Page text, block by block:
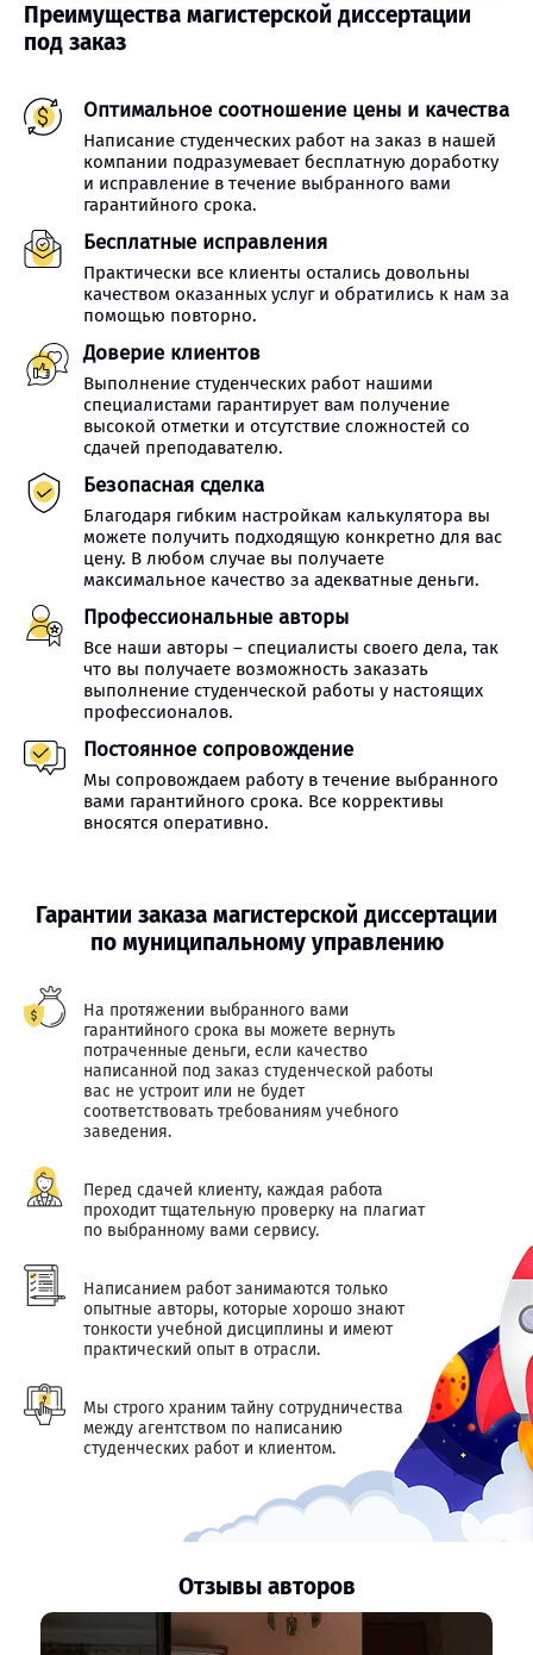
Преимущества магистерской диссертации
под заказ
Оптимальное соотношение цены и качества
Написание студенческих работ на заказ в нашей
компании подразумевает бесплатную доработку
и исправление в течение выбранного вами
гарантийного срока.
Бесплатные исправления
Практически все клиенты остались довольны
качеством оказанных услуг и обратились к нам за
помощью повторно.
Доверие клиентов
Выполнение студенческих работ нашими
специалистами гарантирует вам получение
высокой отметки и отсутствие сложностей со
сдачей преподавателю.
Безопасная сделка
Благодаря гибким настройкам калькулятора вы
можете получить подходящую конкретно для вас
цену. В любом случае вы получаете
максимальное качество за адекватные деньги.
Профессиональные авторы
Все наши авторы – специалисты своего дела, так
что вы получаете возможность заказать
выполнение студенческой работы у настоящих
профессионалов.
Постоянное сопровождение
Мы сопровождаем работу в течение выбранного
вами гарантийного срока. Все коррективы
вносятся оперативно.
Гарантии заказа магистерской диссертации
по муниципальному управлению
На протяжении выбранного вами
гарантийного срока вы можете вернуть
потраченные деньги, если качество
написанной под заказ студенческой работы
вас не устроит или не будет
соответствовать требованиям учебного
заведения.
Перед сдачей клиенту, каждая работа
проходит тщательную проверку на плагиат
по выбранному вами сервису.
Написанием работ занимаются только
опытные авторы, которые хорошо знают
тонкости учебной дисциплины и имеют
практический опыт в отрасли.
Мы строго храним тайну сотрудничества
между агентством по написанию
студенческих работ и клиентом.
Отзывы авторов